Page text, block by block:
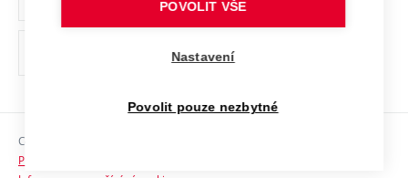
Ochrana osobních údajů
odkaz)
Sociální bezpečí
HR Award
Copyright © 2026 VUT
Prohlášení o přístupnosti
POVOLIT VŠE
Nastavení
Povolit pouze nezbytné